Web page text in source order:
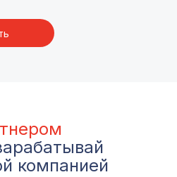
компанией